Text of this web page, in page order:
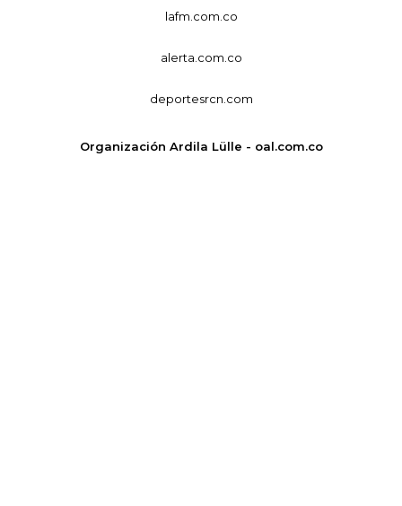
lafm.com.co
alerta.com.co
deportesrcn.com
Organización Ardila Lülle - oal.com.co